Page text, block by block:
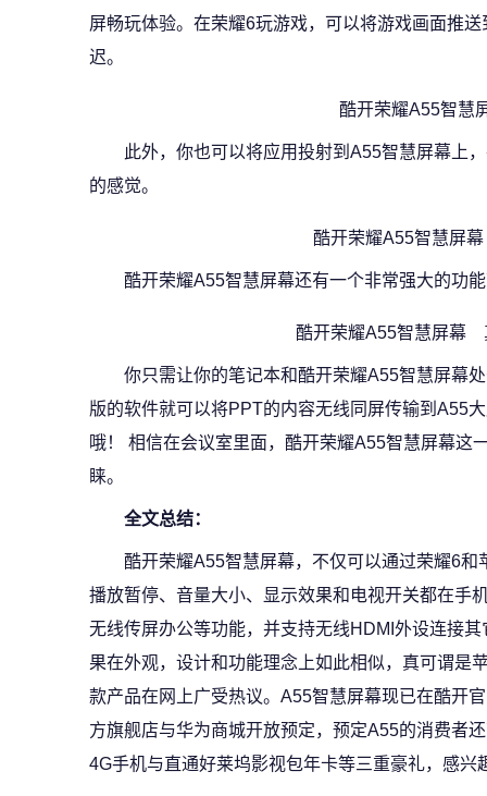
屏畅玩体验。在荣耀6玩游戏，可以将游戏画面推
迟。
酷开荣耀A55智
此外，你也可以将应用投射到A55智慧屏幕上
的感觉。
酷开荣耀A55智慧屏
酷开荣耀A55智慧屏幕还有一个非常强大的功
酷开荣耀A55智慧屏幕
你只需让你的笔记本和酷开荣耀A55智慧屏幕
版的软件就可以将PPT的内容无线同屏传输到A55
哦！ 相信在会议室里面，酷开荣耀A55智慧屏幕这
睐。
全文总结：
酷开荣耀A55智慧屏幕，不仅可以通过荣耀6
播放暂停、音量大小、显示效果和电视开关都在手
无线传屏办公等功能，并支持无线HDMI外设连接
果在外观，设计和功能理念上如此相似，真可谓是
款产品在网上广受热议。A55智慧屏幕现已在酷开
方旗舰店与华为商城开放预定，预定A55的消费者
4G手机与直通好莱坞影视包年卡等三重豪礼，感兴